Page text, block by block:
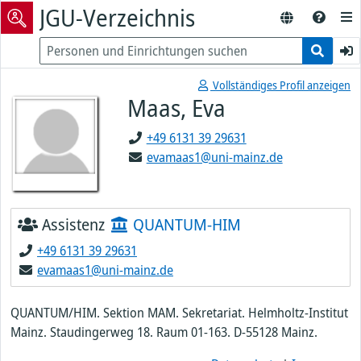
JGU-Verzeichnis
Vollständiges Profil anzeigen
Maas, Eva
+49 6131 39 29631
evamaas1@uni-mainz.de
Assistenz QUANTUM-HIM
+49 6131 39 29631
evamaas1@uni-mainz.de
QUANTUM/HIM. Sektion MAM. Sekretariat. Helmholtz-Institut
Mainz. Staudingerweg 18. Raum 01-163. D-55128 Mainz.